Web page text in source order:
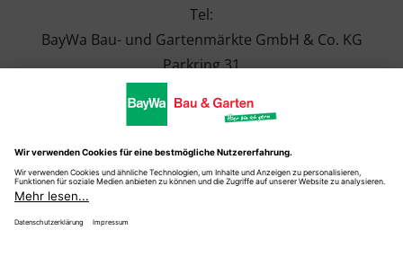
Tel:
BayWa Bau- und Gartenmärkte GmbH & Co. KG
Parkring 31
Impressum
Gartenmärkte GmbH & Co. KG